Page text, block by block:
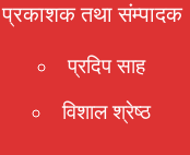
प्रकाशक तथा संम्पादक
प्रदिप साह
विशाल श्रेष्ठ